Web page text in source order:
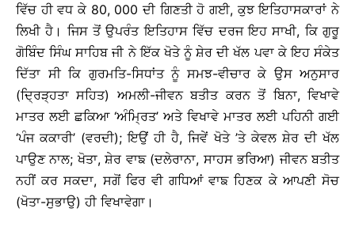
ਵਿੱਚ ਹੀ ਵਧ ਕੇ 80, 000 ਦੀ ਗਿਣਤੀ ਹੋ ਗਈ, ਕੁਝ ਇਤਿਹਾਸਕਾਰਾਂ ਨੇ
ਲਿਖੀ ਹੈ। ਜਿਸ ਤੋਂ ਉਪਰੰਤ ਇਤਿਹਾਸ ਵਿੱਚ ਦਰਜ ਇਹ ਸਾਖੀ, ਕਿ ਗੁਰੂ
ਗੋਬਿੰਦ ਸਿੰਘ ਸਾਹਿਬ ਜੀ ਨੇ ਇੱਕ ਖੋਤੇ ਨੂੰ ਸ਼ੇਰ ਦੀ ਖੱਲ ਪਵਾ ਕੇ ਇਹ ਸੰਕੇਤ
ਦਿੱਤਾ ਸੀ ਕਿ ਗੁਰਮਤਿ-ਸਿਧਾਂਤ ਨੂੰ ਸਮਝ-ਵੀਚਾਰ ਕੇ ਉਸ ਅਨੁਸਾਰ
(ਦ੍ਰਿੜ੍ਹਤਾ ਸਹਿਤ) ਅਮਲੀ-ਜੀਵਨ ਬਤੀਤ ਕਰਨ ਤੋਂ ਬਿਨਾ, ਵਿਖਾਵੇ
ਮਾਤਰ ਲਈ ਛਕਿਆ ‘ਅੰਮ੍ਰਿਤ’ ਅਤੇ ਵਿਖਾਵੇ ਮਾਤਰ ਲਈ ਪਹਿਨੀ ਗਈ
‘ਪੰਜ ਕਕਾਰੀ’ (ਵਰਦੀ); ਇਉਂ ਹੀ ਹੈ, ਜਿਵੇਂ ਖੋਤੇ ’ਤੇ ਕੇਵਲ ਸ਼ੇਰ ਦੀ ਖੱਲ
ਪਾਉਣ ਨਾਲ; ਖੋਤਾ, ਸ਼ੇਰ ਵਾਙ (ਦਲੇਰਾਨਾ, ਸਾਹਸ ਭਰਿਆ) ਜੀਵਨ ਬਤੀਤ
ਨਹੀਂ ਕਰ ਸਕਦਾ, ਸਗੋਂ ਫਿਰ ਵੀ ਗਧਿਆਂ ਵਾਙ ਹਿਣਕ ਕੇ ਆਪਣੀ ਸੋਚ
(ਖੋਤਾ-ਸੁਭਾਉ) ਹੀ ਵਿਖਾਵੇਗਾ।